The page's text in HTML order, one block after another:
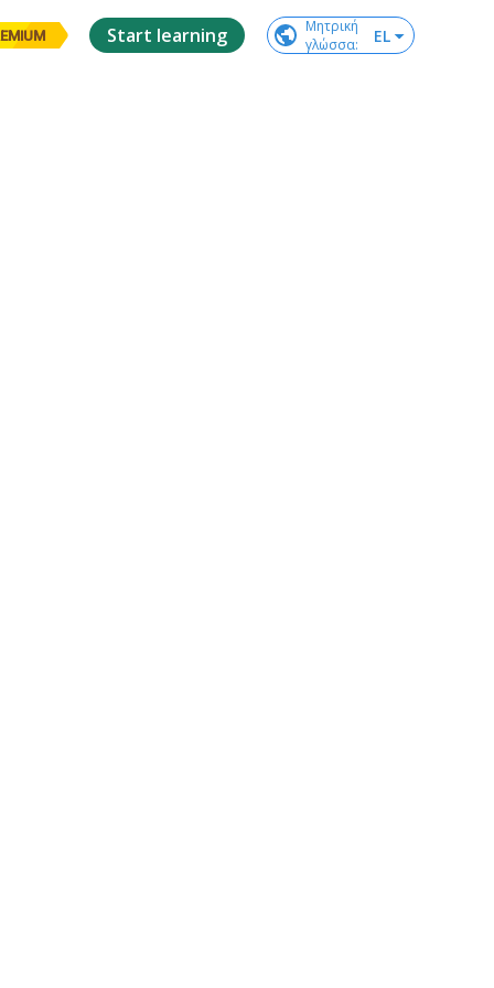
Start learning
Μητρική
γλώσσα: EL